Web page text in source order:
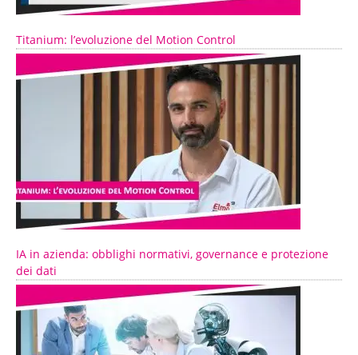
Titanium: l’evoluzione del Motion Control
IA in azienda: obblighi normativi, governance e protezione
dei dati